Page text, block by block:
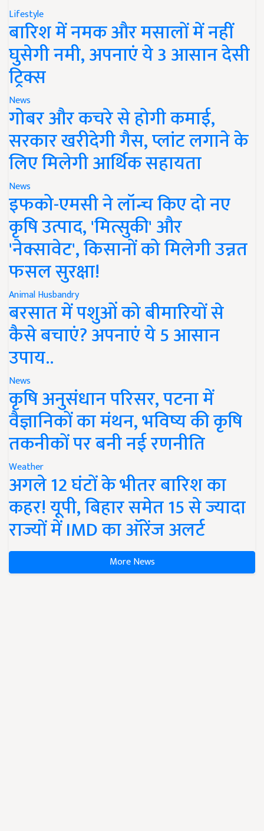
Lifestyle
बारिश में नमक और मसालों में नहीं
घुसेगी नमी, अपनाएं ये 3 आसान देसी
ट्रिक्स
News
गोबर और कचरे से होगी कमाई,
सरकार खरीदेगी गैस, प्लांट लगाने के
लिए मिलेगी आर्थिक सहायता
News
इफको-एमसी ने लॉन्च किए दो नए
कृषि उत्पाद, 'मित्सुकी' और
'नेक्सावेट', किसानों को मिलेगी उन्नत
फसल सुरक्षा!
Animal Husbandry
बरसात में पशुओं को बीमारियों से
कैसे बचाएं? अपनाएं ये 5 आसान
उपाय..
News
कृषि अनुसंधान परिसर, पटना में
वैज्ञानिकों का मंथन, भविष्य की कृषि
तकनीकों पर बनी नई रणनीति
Weather
अगले 12 घंटों के भीतर बारिश का
कहर! यूपी, बिहार समेत 15 से ज्यादा
राज्यों में IMD का ऑरेंज अलर्ट
More News